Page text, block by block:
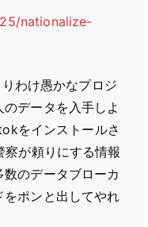
nationalize-
わけ愚かなプロジ
データを入手しよ
をインストールさ
が頼りにする情報
のデータブローカ
ポンと出してやれ